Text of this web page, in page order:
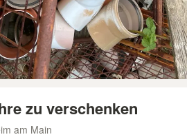
zu verschenken
am Main